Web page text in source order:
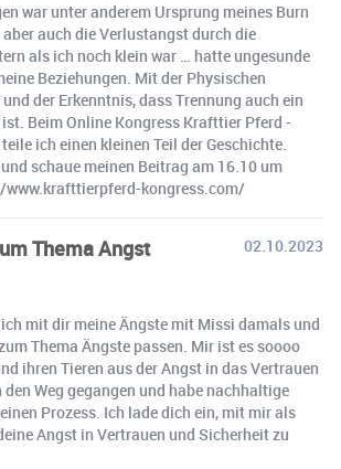
war unter anderem Ursprung meines Burn
auch die Verlustangst durch die
als ich noch klein war … hatte ungesunde
Beziehungen. Mit der Physischen
der Erkenntnis, dass Trennung auch ein
Beim Online Kongress Krafttier Pferd -
ich einen kleinen Teil der Geschichte.
schaue meinen Beitrag am 16.10 um
www.krafttierpferd-kongress.com/
Thema Angst
02.10.2023
mit dir meine Ängste mit Missi damals und
Thema Ängste passen. Mir ist es soooo
ihren Tieren aus der Angst in das Vertrauen
Weg gegangen und habe nachhaltige
Prozess. Ich lade dich ein, mit mir als
Angst in Vertrauen und Sicherheit zu